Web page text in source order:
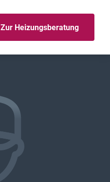
Zur Heizungsberatung